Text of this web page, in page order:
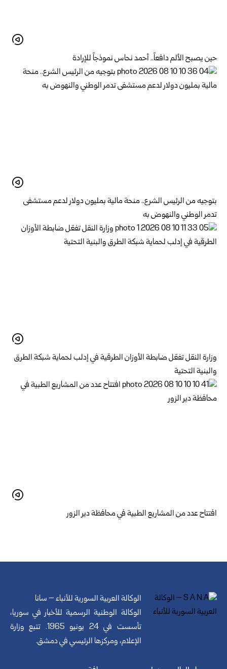
حين يصبح الألم دافعاً.. أحمد نحاس نموذجاً للإرادة
بتوجيه من الرئيس الشرع.. منحة مالية بمليون دولار لدعم ‌‏مستشفى
تدمر الوطني والنهوض به‏
وزارة النقل تفعّل ضابطة الأوزان الطرقية في إدلب لحماية شبكة الطرق
والبنية التحتية
افتتاح عدد من المشاريع الطبية في محافظة دير الزور
الوكالة العربية السورية للأنباء – سانا
الوكالة الوطنية الرسمية للأخبار في سوريا،
تأسست في 24 يونيو 1965. تتبع وزارة
الإعلام، ومركزها الرئيسي في دمشق.